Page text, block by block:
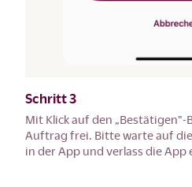
Schritt 3
Mit Klick auf den
Auftrag frei. Bitte warte auf
in der App und verlass die App